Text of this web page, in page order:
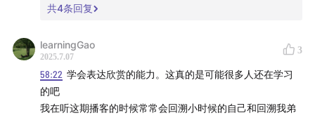
想加入听友群的听众朋友请搜，微信号：13355214008
共4条回复
learningGao
2025.7.07
3
58:22 学会表达欣赏的能力。这真的是可能很多人还在学习
的吧
我在听这期播客的时候常常会回溯小时候的自己和回溯我弟